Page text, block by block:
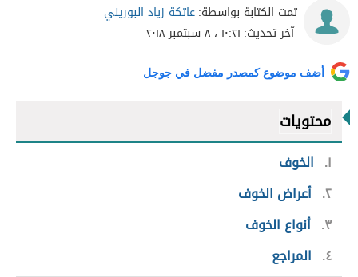
تمت الكتابة بواسطة:عاتكة زياد البوريني
آخر تحديث: ١٠:٢١ ، ٨ سبتمبر ٢٠١٨
أضف موضوع كمصدر مفضل في جوجل
محتويات
١
الخوف
٢ أعراض الخوف
٣ أنواع الخوف
٤
المراجع